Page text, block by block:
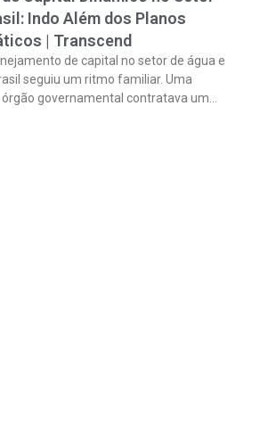
Indo Além dos Planos
| Transcend
de capital no setor de água e
seguiu um ritmo familiar. Uma
governamental contratava um